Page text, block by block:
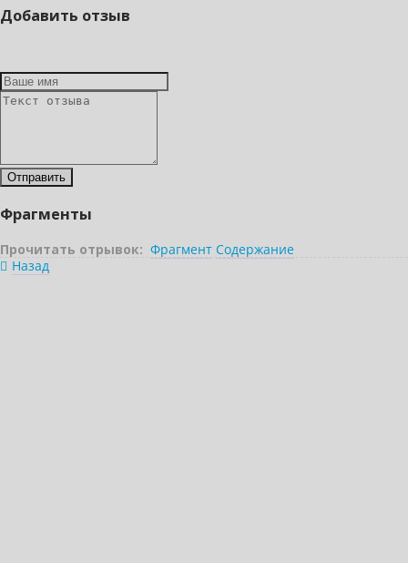
Добавить отзыв
Фрагменты
Прочитать отрывок: Фрагмент Содержание
Назад